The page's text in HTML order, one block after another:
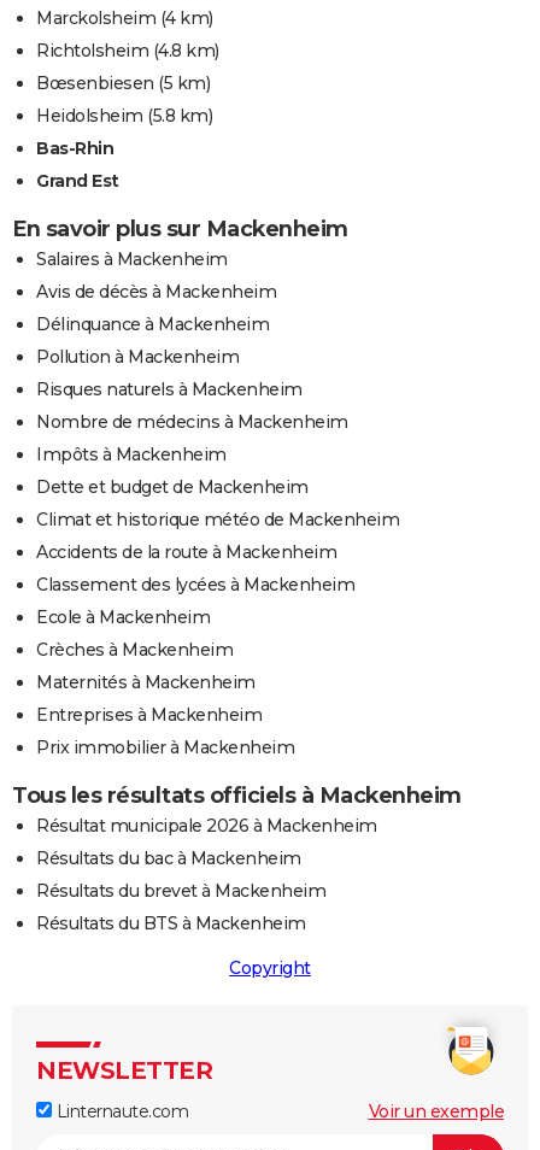
Marckolsheim (4 km)
Richtolsheim (4.8 km)
Bœsenbiesen (5 km)
Heidolsheim (5.8 km)
Bas-Rhin
Grand Est
En savoir plus sur Mackenheim
Salaires à Mackenheim
Avis de décès à Mackenheim
Délinquance à Mackenheim
Pollution à Mackenheim
Risques naturels à Mackenheim
Nombre de médecins à Mackenheim
Impôts à Mackenheim
Dette et budget de Mackenheim
Climat et historique météo de Mackenheim
Accidents de la route à Mackenheim
Classement des lycées à Mackenheim
Ecole à Mackenheim
Crèches à Mackenheim
Maternités à Mackenheim
Entreprises à Mackenheim
Prix immobilier à Mackenheim
Tous les résultats officiels à Mackenheim
Résultat municipale 2026 à Mackenheim
Résultats du bac à Mackenheim
Résultats du brevet à Mackenheim
Résultats du BTS à Mackenheim
Copyright
NEWSLETTER
Linternaute.com Voir un exemple